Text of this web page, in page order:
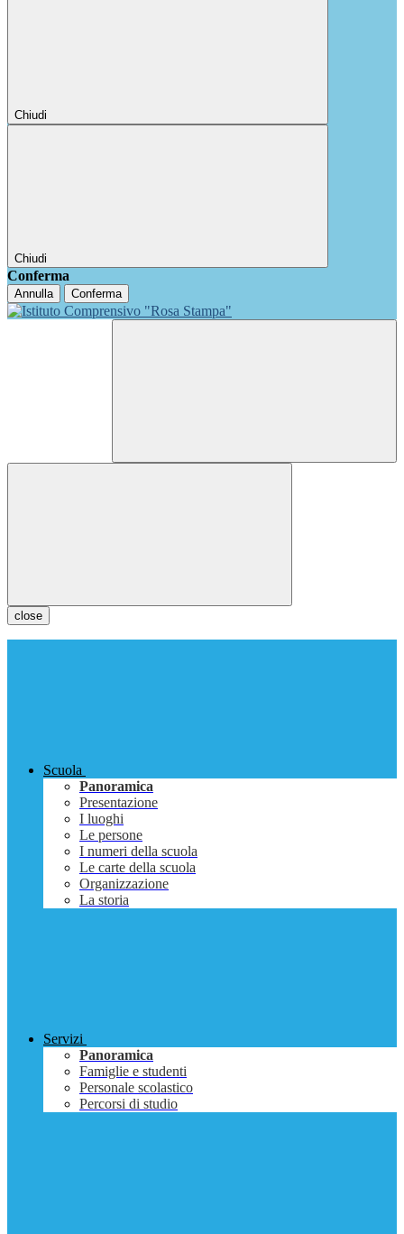
Chiudi
Chiudi
Conferma
Annulla Conferma
close
Scuola
Panoramica
Presentazione
I luoghi
Le persone
I numeri della scuola
Le carte della scuola
Organizzazione
La storia
Servizi
Panoramica
Famiglie e studenti
Personale scolastico
Percorsi di studio